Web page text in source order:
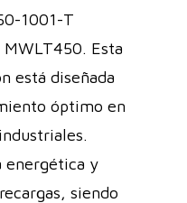
1001-T
Esta
está diseñada
óptimo en
energética y
siendo